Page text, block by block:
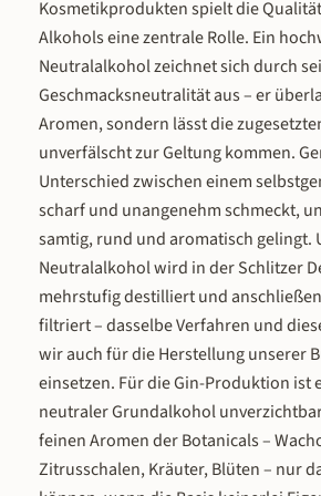
eigenständiges Geschmackserlebnis –
von beerig-süß über spritzig-würzig bis
kräftig-fruchtig und cremig-frisch. Das
Set ist ideal zum Probieren,
Verschenken oder als Grundstein für
eine Bio-Likör-Sammlung in der
Hausbar. Vier Sorten – Vier
Geschmackswelten Der Bio Waldbeeren
Likör fängt die Aromen eines
sommerlichen Waldspaziergangs ein:
Brombeere, Himbeere, Blaubeere,
Sauerkirsche und Holunder
verschmelzen zu einem intensiven,
beerig-süßen Geschmacksbild mit
ausgewogener Tiefe. Der Bio Zitronen-
Ingwer Likör verbindet die spritzige
Frische sonnengereifter Zitronen mit der
würzigen Wärme von Ingwer – eine
erfrischende Kombination mit leichter
Schärfe, die belebt und wärmt zugleich.
von
Kosmetikprodukten spielt die
Alkohols eine zentrale Rolle. Ein
Neutralalkohol zeichnet sich durch
Geschmacksneutralität aus – er
Aromen, sondern lässt die
unverfälscht zur Geltung kommen.
Unterschied zwischen einem
scharf und unangenehm schmeckt,
samtig, rund und aromatisch gelingt.
Neutralalkohol wird in der Schlitzer
mehrstufig destilliert und
filtriert – dasselbe Verfahren und
wir auch für die Herstellung unserer
einsetzen. Für die Gin-Produktion ist
neutraler Grundalkohol
feinen Aromen der Botanicals –
Zitrusschalen, Kräuter, Blüten – nur